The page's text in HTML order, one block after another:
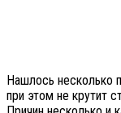
Нашлось несколько
при этом не крутит